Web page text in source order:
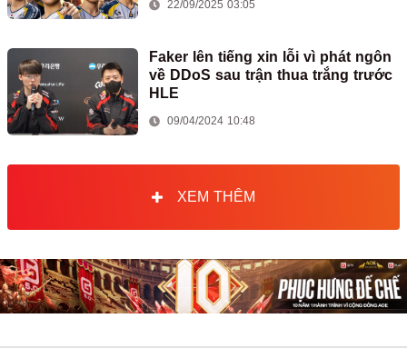
22/09/2025 03:05
Faker lên tiếng xin lỗi vì phát ngôn
về DDoS sau trận thua trắng trước
HLE
09/04/2024 10:48
XEM THÊM